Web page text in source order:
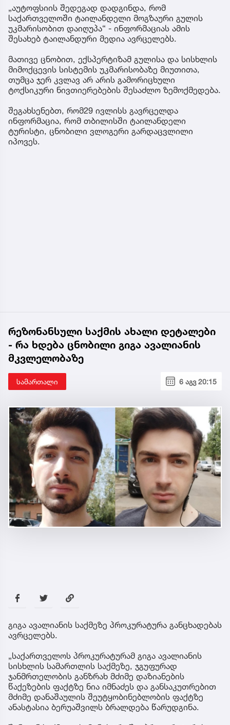
„აუტოფსიის შედეგად დადგინდა, რომ
საქართველოში ტაილანდელი მოგზაური გულის
უკმარისობით დაიღუპა“ - ინფორმაციას ამის
შესახებ ტაილანდური მედია ავრცელებს.
მათივე ცნობით, ექსპერტიზამ გულისა და სისხლის
მიმოქცევის სისტემის უკმარისობაზე მიუთითა,
თუმცა ჯერ კვლავ არ არის გამორიცხული
ტოქსიკური ნივთიერებების შესაძლო ზემოქმედება.
შეგახსენებთ, რომ29 ივლისს გავრცელდა
ინფორმაცია, რომ თბილისში ტაილანდელი
ტურისტი, ცნობილი ვლოგერი გარდაცვლილი
იპოვეს.
რეზონანსული საქმის ახალი დეტალები
- რა ხდება ცნობილი გიგა ავალიანის
მკვლელობაზე
სამართალი 6 აგვ 20:15
გიგა ავალიანის საქმეზე პროკურატურა განცხადებას
ავრცელებს.
„საქართველოს პროკურატურამ გიგა ავალიანის
სისხლის სამართლის საქმეზე, ჯგუფურად
ჯანმრთელობის განზრახ მძიმე დაზიანების
წაქეზების ფაქტზე ნია იმნაძეს და განსაკუთრებით
მძიმე დანაშაულის შეუტყობინებლობის ფაქტზე
ანასტასია ბერუაშვილს ბრალდება წარუდგინა.